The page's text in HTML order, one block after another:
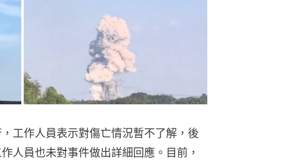
工作人員表示對傷亡情況暫不了解，後
人員也未對事件做出詳細回應。目前，